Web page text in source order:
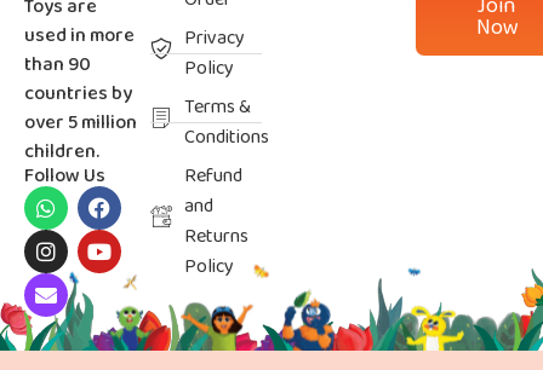
Toys are
used in more
than 90
countries by
over 5 million
children.
Follow Us
Privacy
Policy
Terms &
Conditions
Refund
and
Returns
Policy
Now